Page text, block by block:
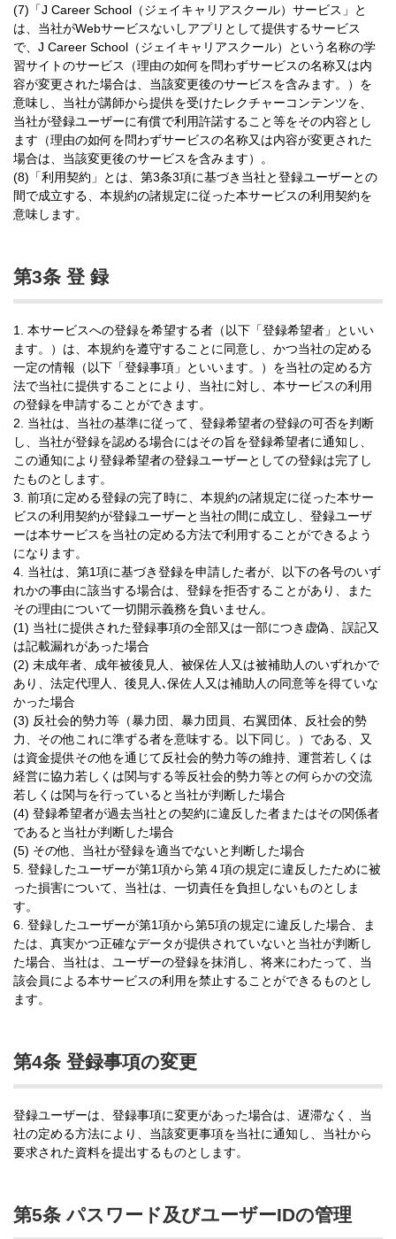
(7)「J Career School（ジェイキャリアスクール）サービス」と
は、当社がWebサービスないしアプリとして提供するサービス
で、J Career School（ジェイキャリアスクール）という名称の学
習サイトのサービス（理由の如何を問わずサービスの名称又は内
容が変更された場合は、当該変更後のサービスを含みます。）を
意味し、当社が講師から提供を受けたレクチャーコンテンツを、
当社が登録ユーザーに有償で利用許諾すること等をその内容とし
ます（理由の如何を問わずサービスの名称又は内容が変更された
場合は、当該変更後のサービスを含みます）。
(8)「利用契約」とは、第3条3項に基づき当社と登録ユーザーとの
間で成立する、本規約の諸規定に従った本サービスの利用契約を
意味します。
第3条 登 録
1. 本サービスへの登録を希望する者（以下「登録希望者」といい
ます。）は、本規約を遵守することに同意し、かつ当社の定める
一定の情報（以下「登録事項」といいます。）を当社の定める方
法で当社に提供することにより、当社に対し、本サービスの利用
の登録を申請することができます。
2. 当社は、当社の基準に従って、登録希望者の登録の可否を判断
し、当社が登録を認める場合にはその旨を登録希望者に通知し、
この通知により登録希望者の登録ユーザーとしての登録は完了し
たものとします。
3. 前項に定める登録の完了時に、本規約の諸規定に従った本サー
ビスの利用契約が登録ユーザーと当社の間に成立し、登録ユーザ
ーは本サービスを当社の定める方法で利用することができるよう
になります。
4. 当社は、第1項に基づき登録を申請した者が、以下の各号のいず
れかの事由に該当する場合は、登録を拒否することがあり、また
その理由について一切開示義務を負いません。
(1) 当社に提供された登録事項の全部又は一部につき虚偽、誤記又
は記載漏れがあった場合
(2) 未成年者、成年被後見人、被保佐人又は被補助人のいずれかで
あり、法定代理人、後見人､保佐人又は補助人の同意等を得ていな
かった場合
(3) 反社会的勢力等（暴力団、暴力団員、右翼団体、反社会的勢
力、その他これに準ずる者を意味する。以下同じ。）である、又
は資金提供その他を通じて反社会的勢力等の維持、運営若しくは
経営に協力若しくは関与する等反社会的勢力等との何らかの交流
若しくは関与を行っていると当社が判断した場合
(4) 登録希望者が過去当社との契約に違反した者またはその関係者
であると当社が判断した場合
(5) その他、当社が登録を適当でないと判断した場合
5. 登録したユーザーが第1項から第４項の規定に違反したために被
った損害について、当社は、一切責任を負担しないものとしま
す。
6. 登録したユーザーが第1項から第5項の規定に違反した場合、ま
たは、真実かつ正確なデータが提供されていないと当社が判断し
た場合、当社は、ユーザーの登録を抹消し、将来にわたって、当
該会員による本サービスの利用を禁止することができるものとし
ます。
第4条 登録事項の変更
登録ユーザーは、登録事項に変更があった場合は、遅滞なく、当
社の定める方法により、当該変更事項を当社に通知し、当社から
要求された資料を提出するものとします。
第5条 パスワード及びユーザーIDの管理